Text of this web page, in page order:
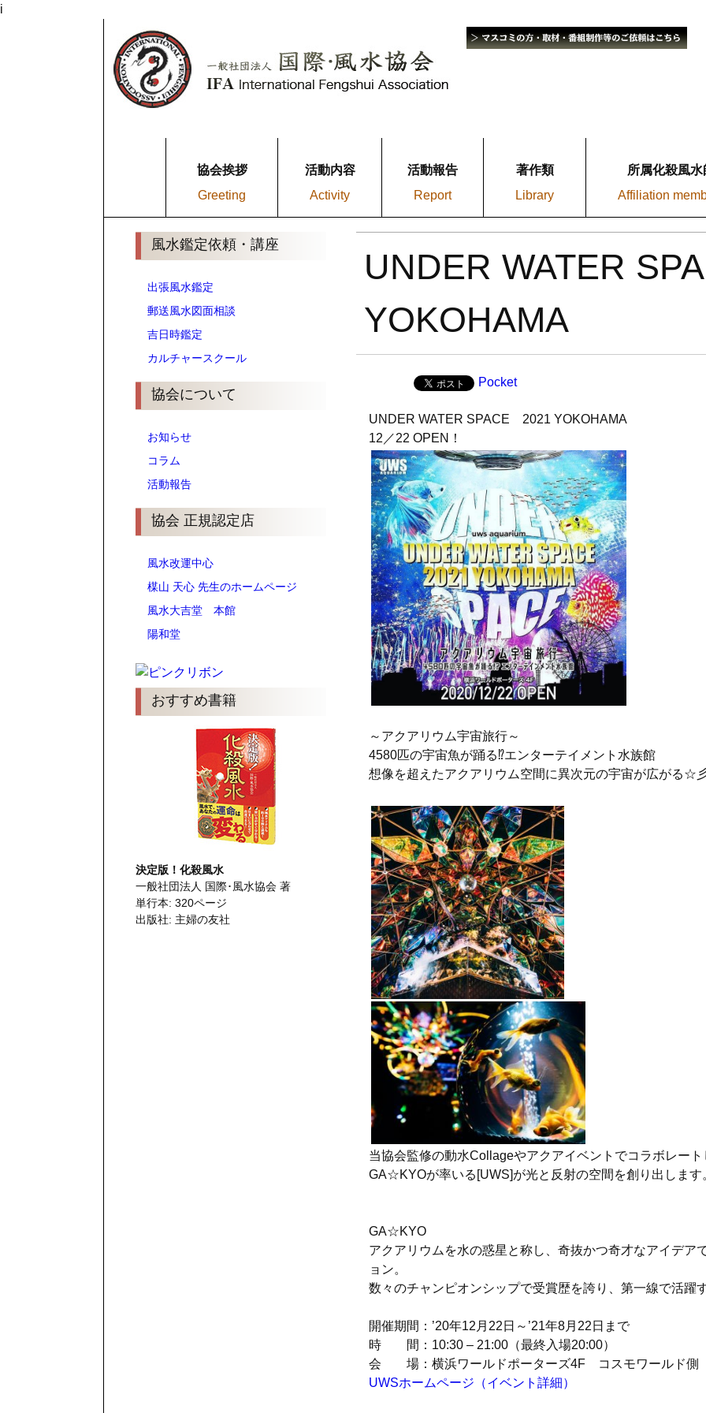
i
協会挨拶
Greeting
活動内容
Activity
活動報告
Report
著作類
Library
所属化殺風水
Affiliation
風水鑑定依頼・講座
出張風水鑑定
郵送風水図面相談
吉日時鑑定
カルチャースクール
協会について
お知らせ
コラム
活動報告
協会 正規認定店
風水改運中心
楳山 天心 先生のホームページ
風水大吉堂 本館
陽和堂
おすすめ書籍
決定版！化殺風水
一般社団法人 国際･風水協会 著
単行本: 320ページ
出版社: 主婦の友社
UNDER WATER
YOKOHAMA
Pocket
UNDER WATER SPACE 2021 YOKOHAMA
12／22 OPEN！
～アクアリウム宇宙旅行～
4580匹の宇宙魚が踊る⁉︎エンターテイメント水族館
想像を超えたアクアリウム空間に異次元の宇宙が広がる☆
当協会監修の動水Collageやアクアイベントでコラボレート
GA☆KYOが率いる[UWS]が光と反射の空間を創り出します
GA☆KYO
アクアリウムを水の惑星と称し、奇抜かつ奇才なアイデア
ョン。
数々のチャンピオンシップで受賞歴を誇り、第一線で活躍
開催期間：’20年12月22日～’21年8月22日まで
時 間：10:30 – 21:00（最終入場20:00）
会 場：横浜ワールドポーターズ4F コスモワールド側
UWSホームページ（イベント詳細）